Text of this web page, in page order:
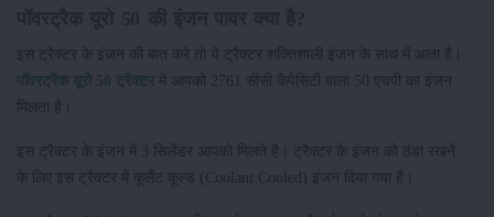
इस ट्रैक्टर के इंजन की बात करे तो ये ट्रैक्टर शक्तिशाली इंजन के साथ में आता है।
पॉवरट्रैक यूरो 50 ट्रैक्टर में आपको 2761 सीसी कैपेसिटी वाला 50 एचपी का इंजन
मिलता है।
इस ट्रैक्टर के इंजन में 3 सिलेंडर आपको मिलते है। ट्रैक्टर के इंजन को ठंडा रखने
के लिए इस ट्रैक्टर में कूलैंट कूल्ड (Coolant Cooled) इंजन दिया गया है।